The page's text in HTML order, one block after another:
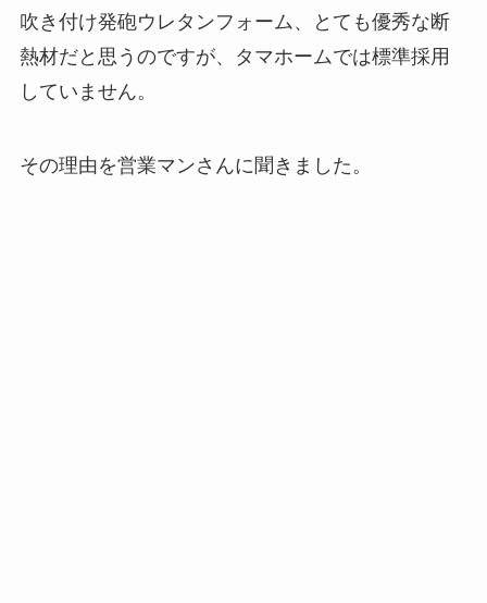
吹き付け発砲ウレタンフォーム、とても優秀な断
熱材だと思うのですが、タマホームでは標準採用
していません。
その理由を営業マンさんに聞きました。